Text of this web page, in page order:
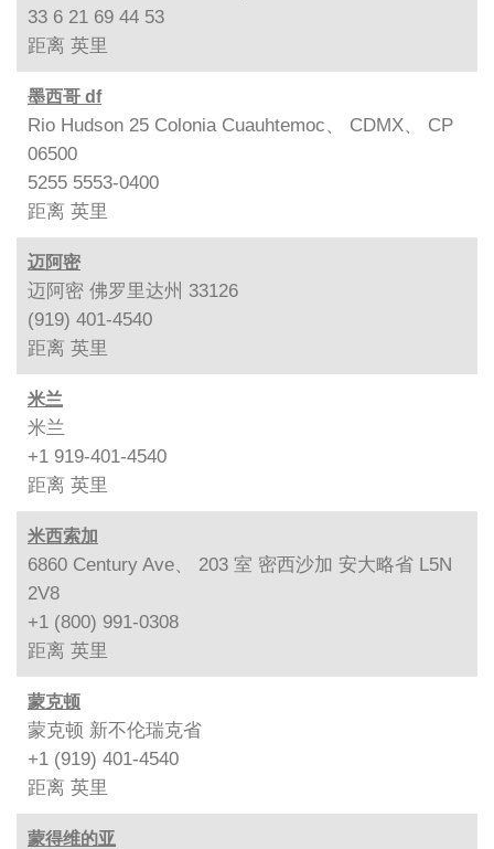
33 6 21 69 44 53
距离 英里
墨西哥 df
Rio Hudson 25 Colonia Cuauhtemoc、 CDMX、 CP
06500
5255 5553-0400
距离 英里
迈阿密
迈阿密 佛罗里达州 33126
(919) 401-4540
距离 英里
米兰
米兰
+1 919-401-4540
距离 英里
米西索加
6860 Century Ave、 203 室 密西沙加 安大略省 L5N
2V8
+1 (800) 991-0308
距离 英里
蒙克顿
蒙克顿 新不伦瑞克省
+1 (919) 401-4540
距离 英里
蒙得维的亚